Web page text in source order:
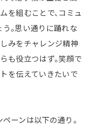
を組むことで、コミュ
。思い通りに踊れな
みをチャレンジ精神
も役立つはず。笑顔で
を伝えていきたいで
ーンは以下の通り。